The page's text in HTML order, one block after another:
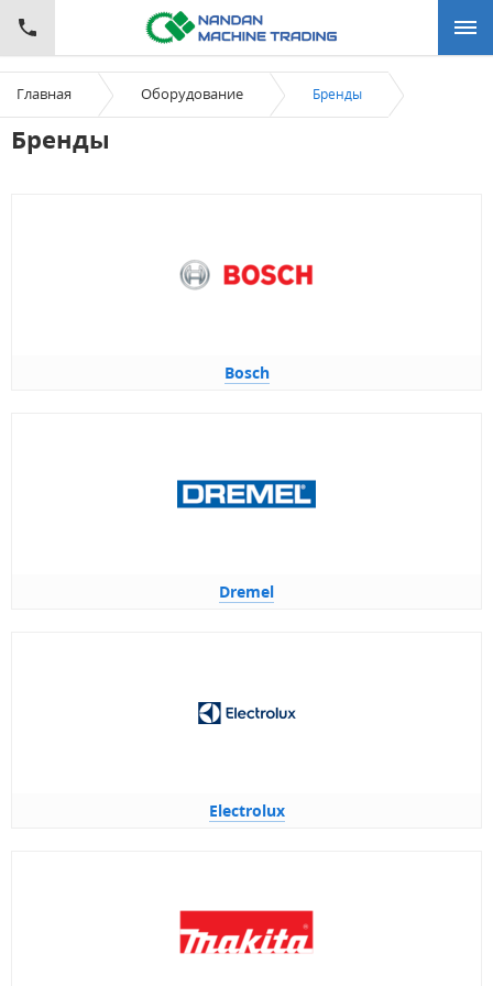
Главная Оборудование Бренды
Бренды
Bosch
Dremel
Electrolux